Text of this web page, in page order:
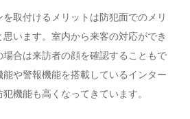
取付けるメリットは防犯面でのメリ
います。室内から来客の対応ができ
場合は来訪者の顔を確認することもで
や警報機能を搭載しているインター
機能も高くなってきています。